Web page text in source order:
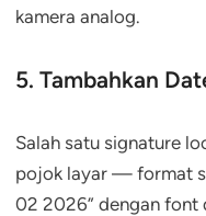
kamera analog.
5. Tambahkan
Salah satu signature
pojok layar — format
02 2026” dengan font